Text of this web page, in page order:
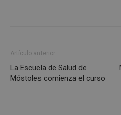
Artículo anterior
La Escuela de Salud de
Móstoles comienza el curso
Cookies de